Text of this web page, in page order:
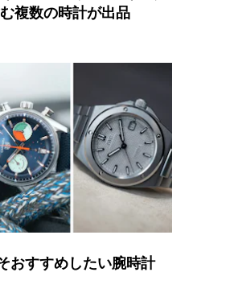
複数の時計が出品
おすすめしたい腕時計